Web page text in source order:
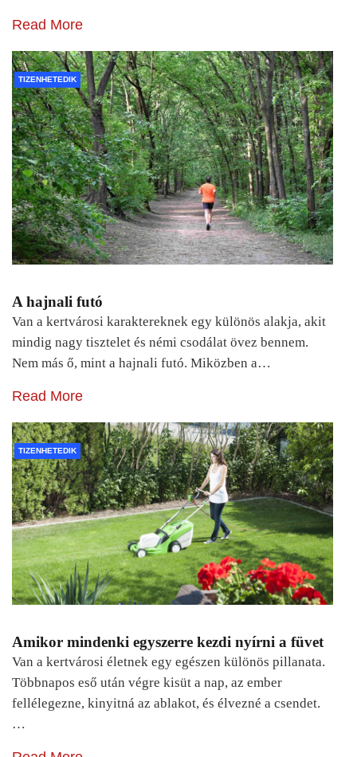
Read More
TIZENHETEDIK
A hajnali futó
Van a kertvárosi karaktereknek egy különös alakja, akit
mindig nagy tisztelet és némi csodálat övez bennem.
Nem más ő, mint a hajnali futó. Miközben a…
Read More
TIZENHETEDIK
Amikor mindenki egyszerre kezdi nyírni a füvet
Van a kertvárosi életnek egy egészen különös pillanata.
Többnapos eső után végre kisüt a nap, az ember
fellélegezne, kinyitná az ablakot, és élvezné a csendet.
…